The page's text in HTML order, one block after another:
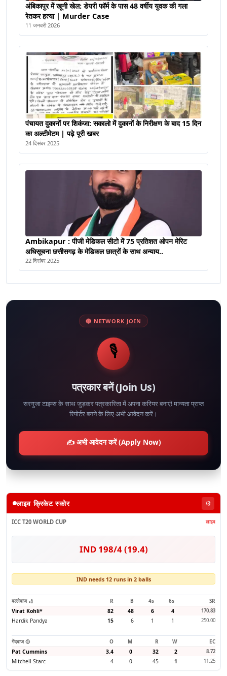
अंबिकापुर में खूनी खेल: डेयरी फॉर्म के पास 48 वर्षीय युवक की गला
रेतकर हत्या | Murder Case
11 जनवरी 2026
पंचायत दुकानों पर शिकंजा: सकालो में दुकानों के निरीक्षण के बाद 15 दिन
का अल्टीमेटम | पढ़े पूरी खबर
24 दिसंबर 2025
Ambikapur : पीजी मेडिकल सीटो में 75 प्रतिशत ओपन मेरिट
अधिसूचना छत्तीसगढ़ के मेडिकल छात्रों के साथ अन्याय..
22 दिसंबर 2025
🔴 NETWORK JOIN
🎙️
पत्रकार बनें (Join Us)
सरगुजा टाइम्स के साथ जुड़कर पत्रकारिता में अपना करियर बनाएं! मान्यता प्राप्त
रिपोर्टर बनने के लिए अभी आवेदन करें।
✍️ अभी आवेदन करें (Apply Now)
लाइव क्रिकेट स्कोर ⚙️
ICC T20 WORLD CUP लाइव
IND 198/4 (19.4)
IND needs 12 runs in 2 balls
बल्लेबाज 🏏 R B 4s 6s
SR
Virat Kohli* 82 48 6 4 170.83
Hardik Pandya 15 6 1 1 250.00
गेंदबाज 🥎 O M R W
EC
Pat Cummins
3.4 0 32 2 8.72
Mitchell Starc 4 0 45 1 11.25